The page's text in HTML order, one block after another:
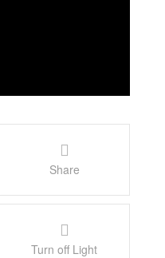
Share
Turn off Light